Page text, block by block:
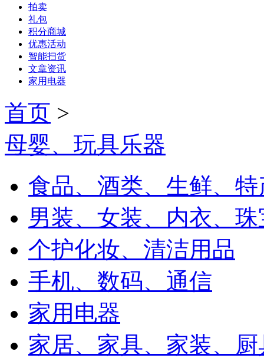
拍卖
礼包
积分商城
优惠活动
智能扫货
文章资讯
家用电器
首页 >
母婴、玩具乐器
食品、酒类、生鲜、特
男装、女装、内衣、珠
个护化妆、清洁用品
手机、数码、通信
家用电器
家居、家具、家装、厨